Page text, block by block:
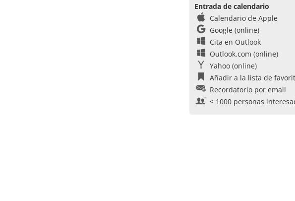
Entrada de calendario
Calendario de Apple
Google (online)
Cita en Outlook
Outlook.com (online)
Yahoo (online)
Añadir a la lista de
Recordatorio por email
< 1000 personas